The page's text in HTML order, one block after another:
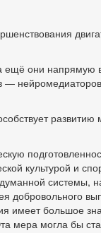
ещё они напрямую
—
развитию
культурой и
системы,
добровольного
имеет большое
мера могла бы